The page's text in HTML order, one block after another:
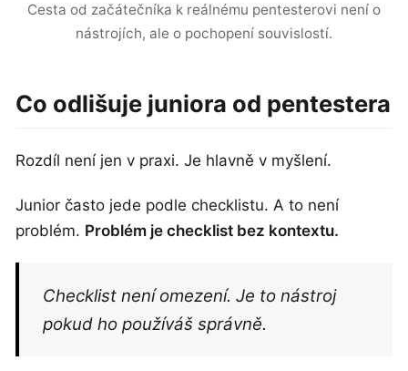
Cesta od začátečníka k reálnému pentesterovi není o
nástrojích, ale o pochopení souvislostí.
Co odlišuje juniora od pentestera
Rozdíl není jen v praxi. Je hlavně v myšlení.
Junior často jede podle checklistu. A to není
problém. Problém je checklist bez kontextu.
Checklist není omezení. Je to nástroj
pokud ho používáš správně.